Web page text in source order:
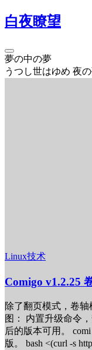
白夜瞭望
夢の中の夢
うつし世はゆめ 夜
Linux技术
Comigo v1.2.25
除了翻页模式，卷
图： 内置升级命令
后的版本可用。
版。 bash <(curl -s